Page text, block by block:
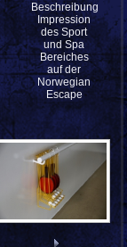
Beschreibung:
Impression
des Sport
und Spa
Bereiches
auf der
Norwegian
Escape